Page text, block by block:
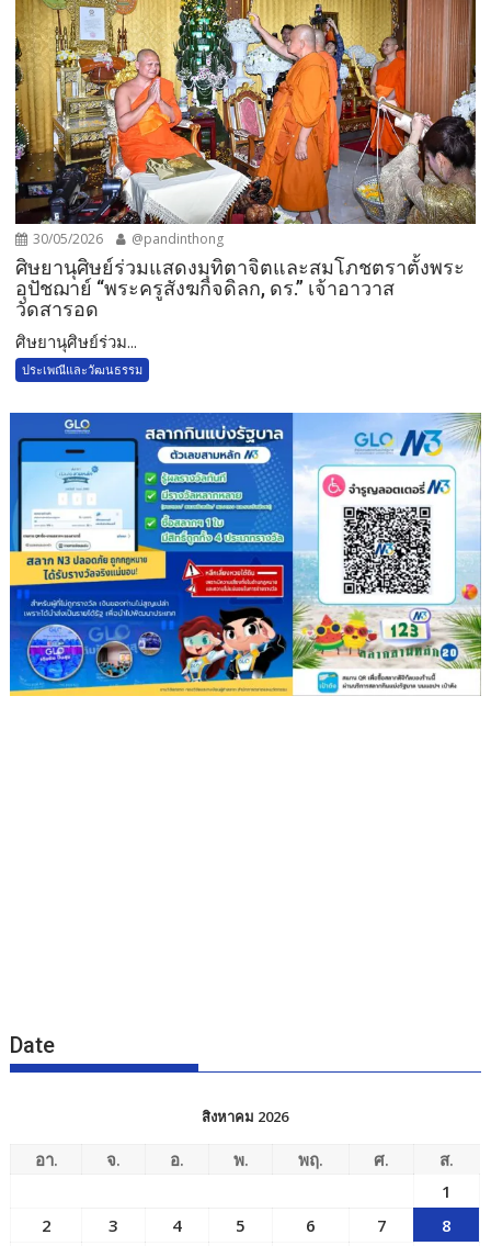
30/05/2026 @pandinthong
ศิษยานุศิษย์ร่วมแสดงมุทิตาจิตและสมโภชตราตั้งพระ
อุปัชฌาย์ “พระครูสังฆกิจดิลก, ดร.” เจ้าอาวาส
วัดสารอด
ศิษยานุศิษย์ร่วม...
ประเพณีและวัฒนธรรม
Date
สิงหาคม 2026
อา. จ. อ. พ. พฤ. ศ.
ส.
1
2
3 4 5 6 7
8